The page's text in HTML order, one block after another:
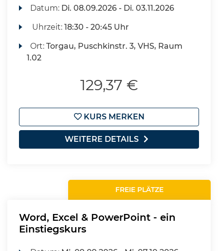
Datum: Di. 08.09.2026 - Di. 03.11.2026
Uhrzeit:18:30 - 20:45 Uhr
Ort:Torgau, Puschkinstr. 3, VHS, Raum
1.02
129,37 €
KURS MERKEN
WEITERE DETAILS
FREIE PLÄTZE
Word, Excel & PowerPoint - ein
Einstiegskurs